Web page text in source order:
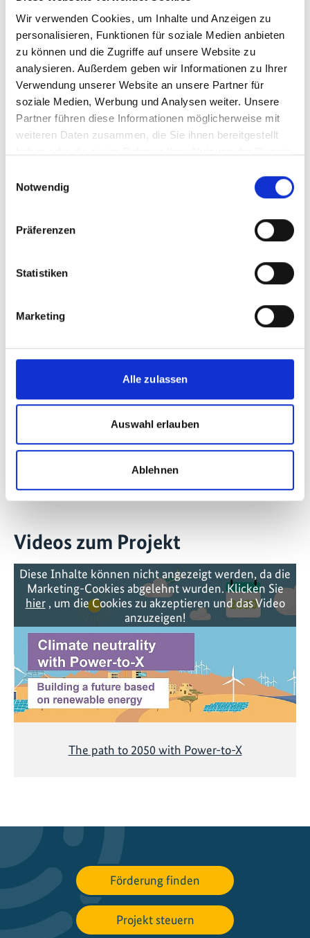
Wir verwenden Cookies, um Inhalte und Anzeigen zu
personalisieren, Funktionen für soziale Medien anbieten
zu können und die Zugriffe auf unsere Website zu
analysieren. Außerdem geben wir Informationen zu Ihrer
Verwendung unserer Website an unsere Partner für
soziale Medien, Werbung und Analysen weiter. Unsere
Partner führen diese Informationen möglicherweise mit
weiteren Daten zusammen, die Sie ihnen bereitgestellt
Notwendig
Präferenzen
Statistiken
Marketing
Alle zulassen
Auswahl erlauben
Ablehnen
Production
Englisch (PDF, 7 MB)
Guide for conducting environmental
and power-to-X projects in Argentina
Projekt
PtX Dialog: Eine globale Wissens- und
Videos zum Projekt
Diese Inhalte können nicht angezeigt werden, da die
Marketing-Cookies abgelehnt wurden. Klicken Sie
hier, um die Cookies zu akzeptieren und das Video
anzuzeigen!
The path to 2050 with Power-to-X
Förderung finden
Projekt steuern